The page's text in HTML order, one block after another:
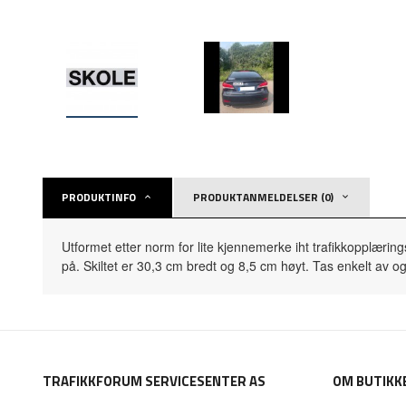
PRODUKTINFO PRODUKTANMELDELSER (0)
Utformet etter norm for lite kjennemerke iht
på. Skiltet er 30,3 cm bredt og 8,5 cm høyt. Tas enkelt av
TRAFIKKFORUM SERVICESENTER AS OM